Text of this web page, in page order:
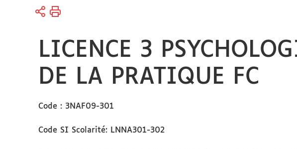
ici :
LICENCE 3
DE LA PRATIQUE FC
Code : 3NAF09-301
Code SI Scolarité: LNNA301-302